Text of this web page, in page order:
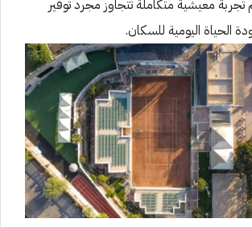
معيشية متكاملة تتجاوز مجرد توفير
اليومية للسكان.